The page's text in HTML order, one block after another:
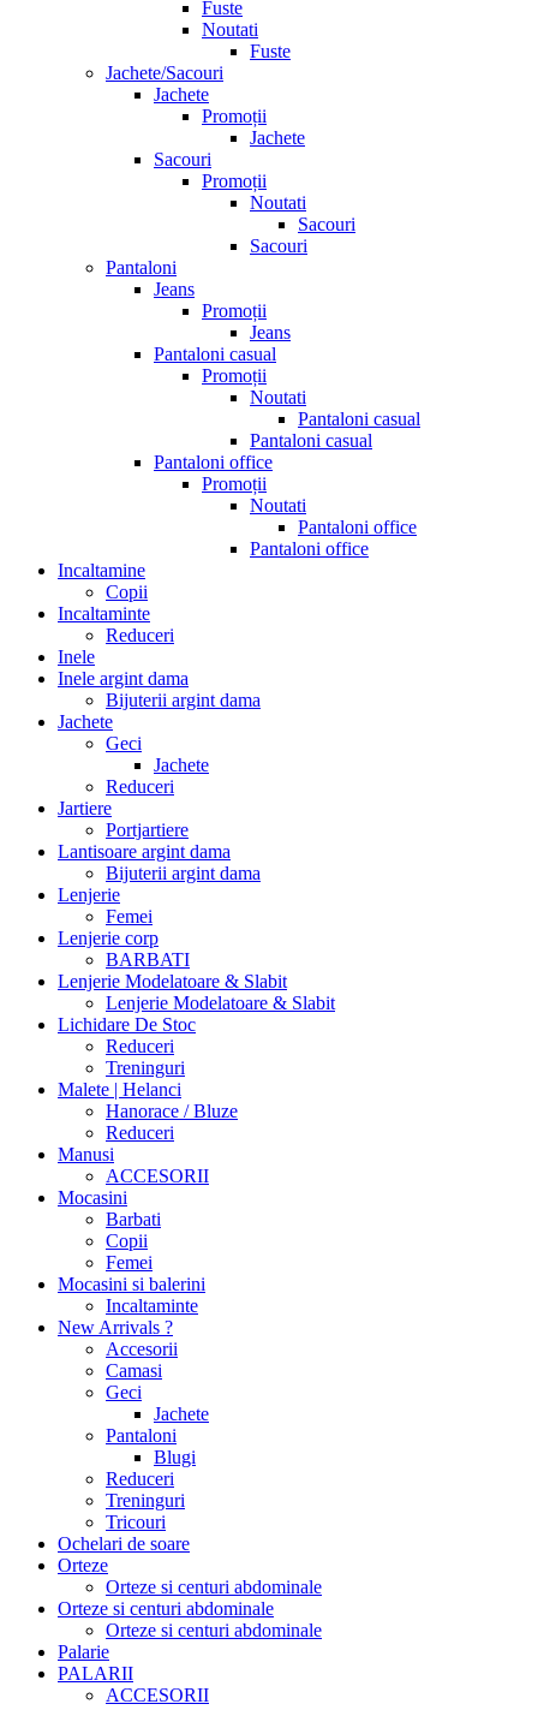
Fuste
Noutati
Fuste
Jachete/Sacouri
Jachete
Promoții
Jachete
Sacouri
Promoții
Noutati
Sacouri
Sacouri
Pantaloni
Jeans
Promoții
Jeans
Pantaloni casual
Promoții
Noutati
Pantaloni casual
Pantaloni casual
Pantaloni office
Promoții
Noutati
Pantaloni office
Pantaloni office
Incaltamine
Copii
Incaltaminte
Reduceri
Inele
Inele argint dama
Bijuterii argint dama
Jachete
Geci
Jachete
Reduceri
Jartiere
Portjartiere
Lantisoare argint dama
Bijuterii argint dama
Lenjerie
Femei
Lenjerie corp
BARBATI
Lenjerie Modelatoare & Slabit
Lenjerie Modelatoare & Slabit
Lichidare De Stoc
Reduceri
Treninguri
Malete | Helanci
Hanorace / Bluze
Reduceri
Manusi
ACCESORII
Mocasini
Barbati
Copii
Femei
Mocasini si balerini
Incaltaminte
New Arrivals ?
Accesorii
Camasi
Geci
Jachete
Pantaloni
Blugi
Reduceri
Treninguri
Tricouri
Ochelari de soare
Orteze
Orteze si centuri abdominale
Orteze si centuri abdominale
Orteze si centuri abdominale
Palarie
PALARII
ACCESORII